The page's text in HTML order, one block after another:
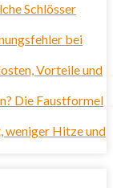
Schlösser
bei
Vorteile und
Die Faustformel
weniger Hitze und